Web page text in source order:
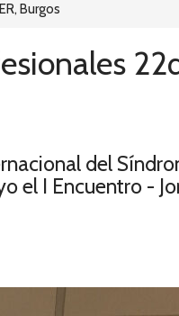
Burgos
del
el I Encuentro -